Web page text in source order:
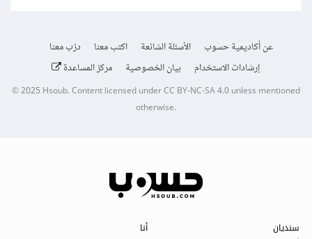
عن أكاديمية حسوب الأسئلة الشائعة اكتب معنا
درّب معنا
إرشادات الاستخدام
بيان الخصوصية مركز المساعدة
© 2025Hsoub.Content licensed underCC BY-NC-SA 4.0unless mentioned
otherwise.